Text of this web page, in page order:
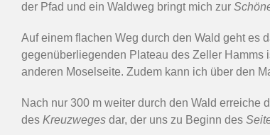
der Pfad und ein Waldweg bringt mich zur
Auf einem flachen Weg durch den Wald geht es
gegenüberliegenden Plateau des Zeller Hamms
anderen Moselseite. Zudem kann ich über den
Nach nur 300 m weiter durch den Wald erreiche
des Kreuzweges dar, der uns zu Beginn des